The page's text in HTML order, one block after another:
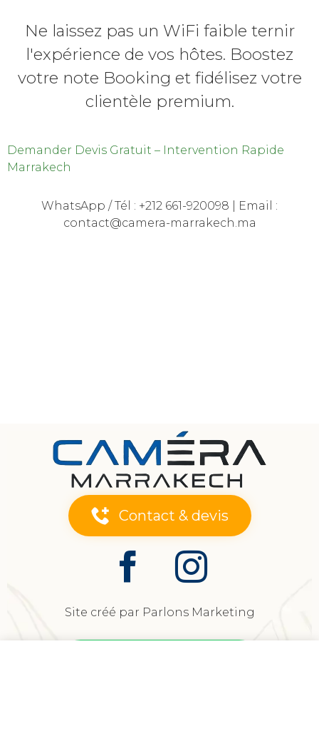
Ne laissez pas un WiFi faible ternir
l'expérience de vos hôtes. Boostez
votre note Booking et fidélisez votre
clientèle premium.
Demander Devis Gratuit – Intervention Rapide
Marrakech
WhatsApp / Tél : +212 661-920098 | Email :
contact@camera-marrakech.ma
Contact & devis
Site créé par Parlons Marketing